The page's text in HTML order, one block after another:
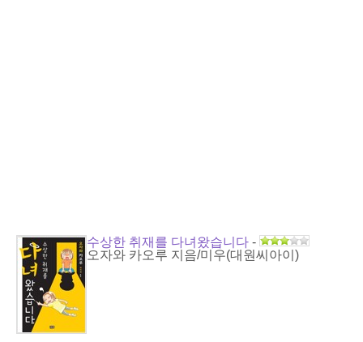
수상한 취재를 다녀왔습니다 -
오자와 카오루 지음/미우(대원씨아이)